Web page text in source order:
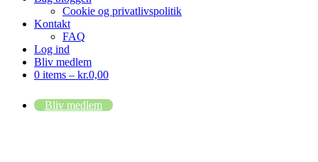
Cookie og privatlivspolitik
Kontakt
FAQ
Log ind
Bliv medlem
0 items – kr.0,00
Bliv medlem